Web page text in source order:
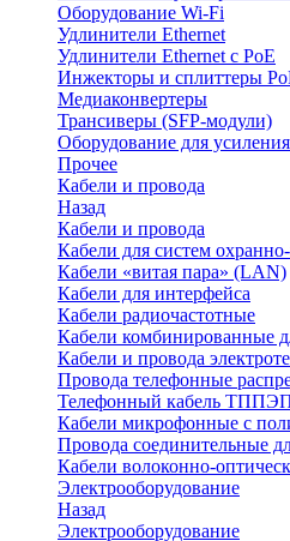
Оборудование Wi-Fi
Удлинители Ethernet
Удлинители Ethernet с PoE
Инжекторы и сплиттеры
Медиаконвертеры
Трансиверы (SFP-модули)
Оборудование для
Прочее
Кабели и провода
Назад
Кабели и провода
Кабели для систем
Кабели «витая пара» (LAN)
Кабели для интерфейса
Кабели радиочастотные
Кабели комбинированные
Кабели и провода
Провода телефонные
Телефонный кабель
Кабели микрофонные с
Провода соединительные
Кабели волоконно-
Электрооборудование
Назад
Электрооборудование